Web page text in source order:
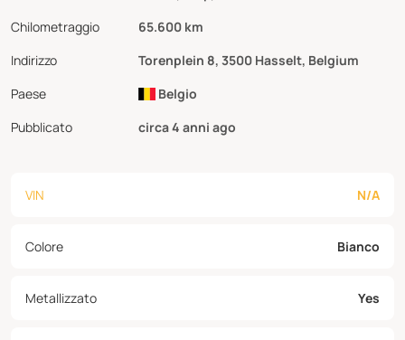
Chilometraggio
65.600 km
Indirizzo
Torenplein 8, 3500 Hasselt, Belgium
Paese
Belgio
Pubblicato
circa 4 anni ago
VIN N/A
Colore Bianco
Metallizzato Yes